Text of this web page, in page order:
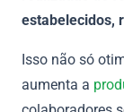
estabelecidos,
Isso não só
aumenta a